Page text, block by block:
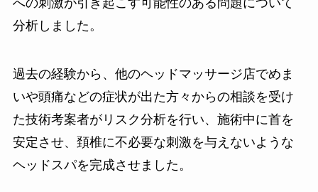
分析しました。
過去の経験から、他のヘッドマッサージ店でめま
いや頭痛などの症状が出た方々からの相談を受け
た技術考案者がリスク分析を行い、施術中に首を
安定させ、頚椎に不必要な刺激を与えないような
ヘッドスパを完成させました。